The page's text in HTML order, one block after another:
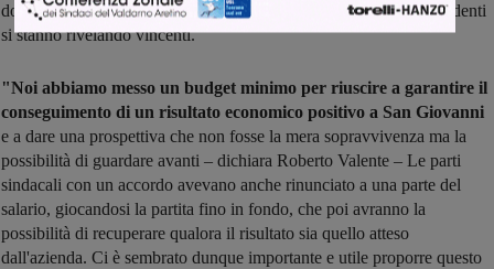
dopo passo cosa accade. Trasparenza e coinvolgimento dei dipendenti
si stanno rivelando vincenti.
"Noi abbiamo messo un budget minimo per riuscire a garantire il
conseguimento di un risultato economico positivo a San Giovanni
e a dare una prospettiva che non fosse la mera sopravvivenza ma la
possibilità di guardare avanti – dichiara Roberto Valente – Le parti
sindacali con un accordo avevano anche rinunciato a una parte del
salario, giocandosi la partita fino in fondo, che poi avranno la
possibilità di recuperare qualora il risultato sia quello atteso
dall'azienda. Ci è sembrato dunque importante e utile proporre questo